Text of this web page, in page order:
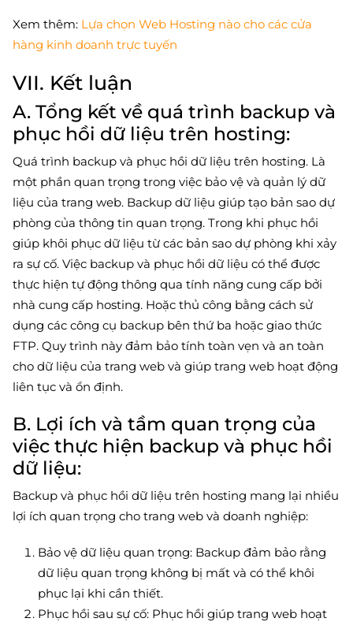
Xem thêm: Lựa chọn Web Hosting nào cho các cửa
hàng kinh doanh trực tuyến
VII. Kết luận
A. Tổng kết về quá trình backup và
phục hồi dữ liệu trên hosting:
Quá trình backup và phục hồi dữ liệu trên hosting. Là
một phần quan trọng trong việc bảo vệ và quản lý dữ
liệu của trang web. Backup dữ liệu giúp tạo bản sao dự
phòng của thông tin quan trọng. Trong khi phục hồi
giúp khôi phục dữ liệu từ các bản sao dự phòng khi xảy
ra sự cố. Việc backup và phục hồi dữ liệu có thể được
thực hiện tự động thông qua tính năng cung cấp bởi
nhà cung cấp hosting. Hoặc thủ công bằng cách sử
dụng các công cụ backup bên thứ ba hoặc giao thức
FTP. Quy trình này đảm bảo tính toàn vẹn và an toàn
cho dữ liệu của trang web và giúp trang web hoạt động
liên tục và ổn định.
B. Lợi ích và tầm quan trọng của
việc thực hiện backup và phục hồi
dữ liệu:
Backup và phục hồi dữ liệu trên hosting mang lại nhiều
lợi ích quan trọng cho trang web và doanh nghiệp:
Bảo vệ dữ liệu quan trọng: Backup đảm bảo rằng
dữ liệu quan trọng không bị mất và có thể khôi
phục lại khi cần thiết.
Phục hồi sau sự cố: Phục hồi giúp trang web hoạt